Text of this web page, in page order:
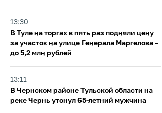
13:30
В Туле на торгах в пять раз подняли цену
за участок на улице Генерала Маргелова –
до 5,2 млн рублей
13:11
В Чернском районе Тульской области на
реке Чернь утонул 65-летний мужчина